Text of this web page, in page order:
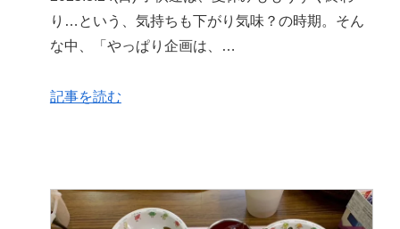
り…という、気持ちも下がり気味？の時期。そん
な中、「やっぱり企画は、…
記事を読む